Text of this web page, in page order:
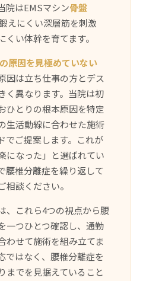
院はEMSマシン骨盤
えにくい深層筋を刺激
い体幹を育てます。
原因を見極めていない
因は立ち仕事の方とデス
く異なります。当院は初
ひとりの根本原因を特定
生活動線に合わせた施術
でご提案します。これが
になった」と選ばれてい
腰椎分離症を繰り返して
相談ください。
、これら4つの視点から腰
一つひとつ確認し、通勤
わせて施術を組み立てま
ではなく、腰椎分離症を
までを見据えていること